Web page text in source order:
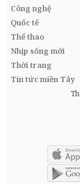
Công nghệ
Quốc tế
Thể thao
Nhịp sống mới
Thời trang
Tin tức miền Tây